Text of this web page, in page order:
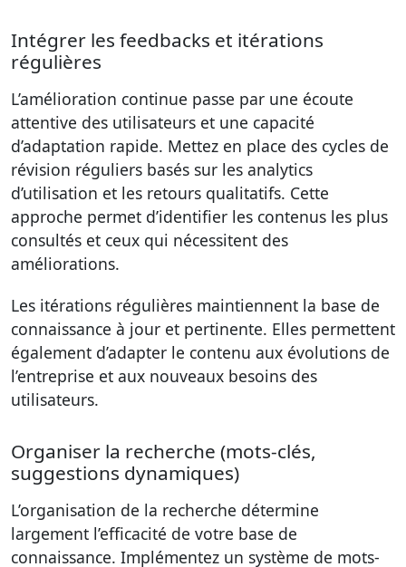
Intégrer les feedbacks et itérations
régulières
L’amélioration continue passe par une écoute
attentive des utilisateurs et une capacité
d’adaptation rapide. Mettez en place des cycles de
révision réguliers basés sur les analytics
d’utilisation et les retours qualitatifs. Cette
approche permet d’identifier les contenus les plus
consultés et ceux qui nécessitent des
améliorations.
Les itérations régulières maintiennent la base de
connaissance à jour et pertinente. Elles permettent
également d’adapter le contenu aux évolutions de
l’entreprise et aux nouveaux besoins des
utilisateurs.
Organiser la recherche (mots-clés,
suggestions dynamiques)
L’organisation de la recherche détermine
largement l’efficacité de votre base de
connaissance. Implémentez un système de mots-